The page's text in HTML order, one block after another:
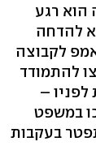
הוא רגע
להדחה
לקבוצה
להתמודד
–
במשפט
בעקבות